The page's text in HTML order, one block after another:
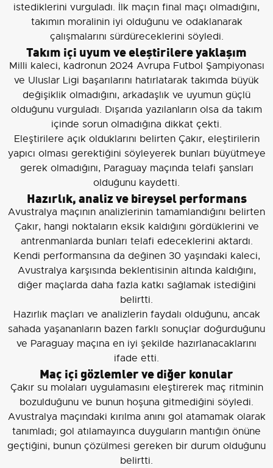
istediklerini vurguladı. İlk maçın final maçı olmadığını,
takımın moralinin iyi olduğunu ve odaklanarak
çalışmalarını sürdüreceklerini söyledi.
Takım içi uyum ve eleştirilere yaklaşım
Milli kaleci, kadronun 2024 Avrupa Futbol Şampiyonası
ve Uluslar Ligi başarılarını hatırlatarak takımda büyük
değişiklik olmadığını, arkadaşlık ve uyumun güçlü
olduğunu vurguladı. Dışarıda yazılanların olsa da takım
içinde sorun olmadığına dikkat çekti.
Eleştirilere açık olduklarını belirten Çakır, eleştirilerin
yapıcı olması gerektiğini söyleyerek bunları büyütmeye
gerek olmadığını, Paraguay maçında telafi şansları
olduğunu kaydetti.
Hazırlık, analiz ve bireysel performans
Avustralya maçının analizlerinin tamamlandığını belirten
Çakır, hangi noktaların eksik kaldığını gördüklerini ve
antrenmanlarda bunları telafi edeceklerini aktardı.
Kendi performansına da değinen 30 yaşındaki kaleci,
Avustralya karşısında beklentisinin altında kaldığını,
diğer maçlarda daha fazla katkı sağlamak istediğini
belirtti.
Hazırlık maçları ve analizlerin faydalı olduğunu, ancak
sahada yaşananların bazen farklı sonuçlar doğurduğunu
ve Paraguay maçına en iyi şekilde hazırlanacaklarını
ifade etti.
Maç içi gözlemler ve diğer konular
Çakır su molaları uygulamasını eleştirerek maç ritminin
bozulduğunu ve bunun hoşuna gitmediğini söyledi.
Avustralya maçındaki kırılma anını gol atamamak olarak
tanımladı; gol atılamayınca duyguların mantığın önüne
geçtiğini, bunun çözülmesi gereken bir durum olduğunu
belirtti.